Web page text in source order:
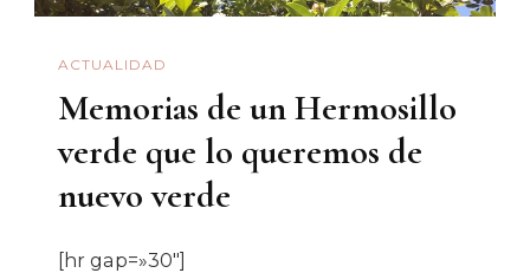
ACTUALIDAD
Memorias de un Hermosillo
verde que lo queremos de
nuevo verde
[hr gap=»30″]